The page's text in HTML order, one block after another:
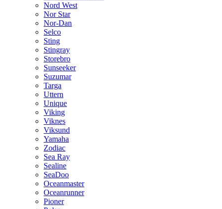
Nord West
Nor Star
Nor-Dan
Selco
Sting
Stingray
Storebro
Sunseeker
Suzumar
Targa
Uttern
Unique
Viking
Viknes
Viksund
Yamaha
Zodiac
Sea Ray
Sealine
SeaDoo
Oceanmaster
Oceanrunner
Pioner